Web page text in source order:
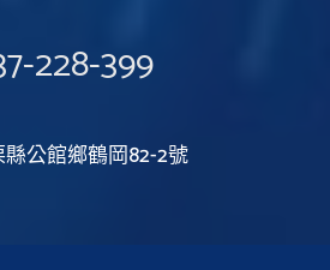
228-399
縣公館鄉鶴岡82-2號